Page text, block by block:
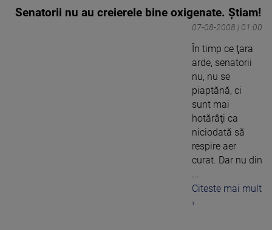
Senatorii nu au creierele bine oxigenate. Ştiam!
07-08-2008 | 01:00
În timp ce ţara
arde, senatorii
nu, nu se
piaptănă, ci
sunt mai
hotărâţi ca
niciodată să
respire aer
curat. Dar nu din
...
Citeste mai mult
›